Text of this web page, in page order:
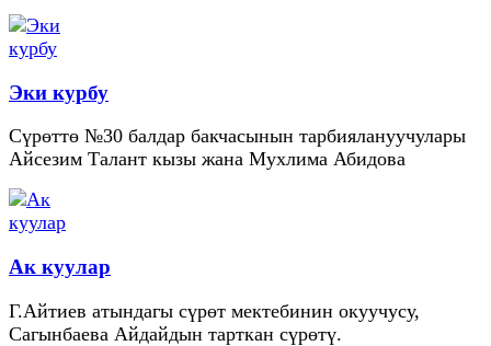
Эки курбу
Сүрөттө №30 балдар бакчасынын тарбиялануучулары
Айсезим Талант кызы жана Мухлима Абидова
Ак куулар
Г.Айтиев атындагы сүрөт мектебинин окуучусу,
Сагынбаева Айдайдын тарткан сүрөтү.